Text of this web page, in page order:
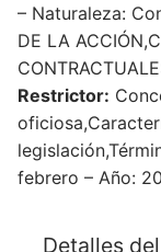
– Naturaleza:
DE LA
Restrictor:
febrero – Año:
Detalles